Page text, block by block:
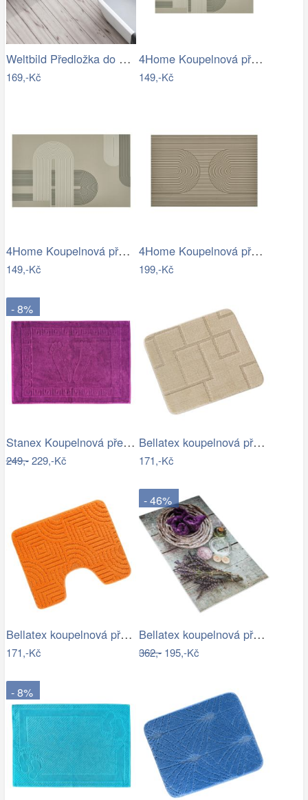
Weltbild Předložka do koupelny Relax,…
169,-Kč
4Home Koupelnová předložka Abstract, 40…
149,-Kč
4Home Koupelnová předložka Abstract, 50…
149,-Kč
4Home Koupelnová předložka Infinity, 40…
199,-Kč
- 8%
Stanex Koupelnová předložka Mexico…
249,-229,-Kč
Bellatex koupelnová předložka BANY…
171,-Kč
Bellatex koupelnová předložka BANY…
171,-Kč
- 46%
Bellatex koupelnová předložka 3D tisk…
362,-195,-Kč
- 8%